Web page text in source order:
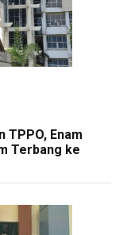
TPPO, Enam
Terbang ke